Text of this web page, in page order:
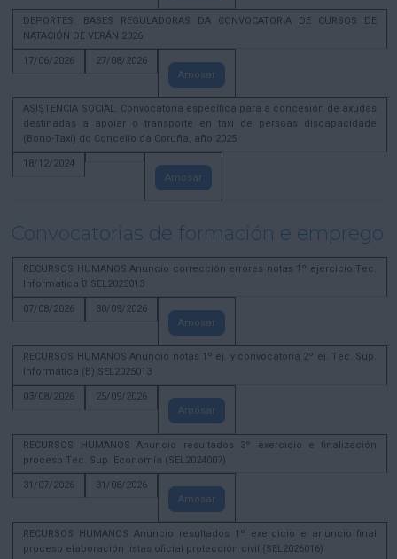
DEPORTES. BASES REGULADORAS DA CONVOCATORIA DE CURSOS DE
NATACIÓN DE VERÁN 2026
17/06/2026
27/08/2026
Amosar
ASISTENCIA SOCIAL. Convocatoria específica para a concesión de axudas
destinadas a apoiar o transporte en taxi de persoas discapacidade
(Bono-Taxi) do Concello da Coruña, año 2025
18/12/2024
Amosar
Convocatorias de formación e emprego
RECURSOS HUMANOS Anuncio corrección errores notas 1º ejercicio Tec.
Informatica B SEL2025013
07/08/2026
30/09/2026
Amosar
RECURSOS HUMANOS Anuncio notas 1º ej. y convocatoria 2º ej. Tec. Sup.
Informática (B) SEL2025013
03/08/2026
25/09/2026
Amosar
RECURSOS HUMANOS Anuncio resultados 3º exercicio e finalización
proceso Tec. Sup. Economía (SEL2024007)
31/07/2026
31/08/2026
Amosar
RECURSOS HUMANOS Anuncio resultados 1º exercicio e anuncio final
proceso elaboración listas oficial protección civil (SEL2026016)